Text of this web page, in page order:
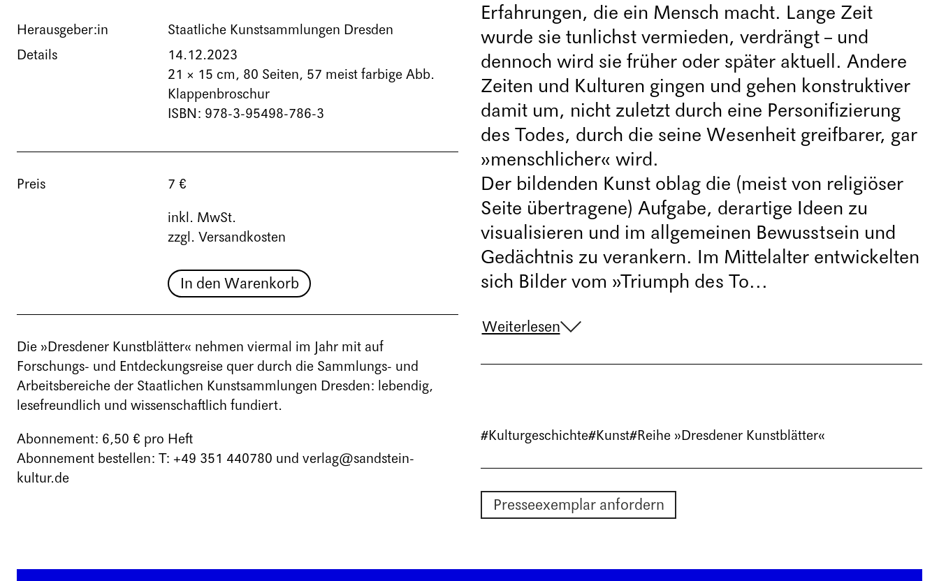
Herausgeber:in
Staatliche Kunstsammlungen Dresden
Details
14.12.2023
21 × 15 cm, 80 Seiten, 57 meist farbige Abb.
Klappenbroschur
ISBN: 978-3-95498-786-3
Preis 7 €
inkl. MwSt.
zzgl. Versandkosten
In den Warenkorb
Die »Dresdener Kunstblätter« nehmen viermal im Jahr mit auf
Forschungs- und Entdeckungsreise quer durch die Sammlungs- und
Arbeitsbereiche der Staatlichen Kunstsammlungen Dresden: lebendig,
lesefreundlich und wissenschaftlich fundiert.
Abonnement: 6,50 € pro Heft
Abonnement bestellen: T: +49 351 440780 und verlag@sandstein-
kultur.de
Erfahrungen, die ein Mensch macht. Lange Zeit
wurde sie tunlichst vermieden, verdrängt – und
dennoch wird sie früher oder später aktuell. Andere
Zeiten und Kulturen gingen und gehen konstruktiver
damit um, nicht zuletzt durch eine Personifizierung
des Todes, durch die seine Wesenheit greifbarer, gar
»menschlicher« wird.
Der bildenden Kunst oblag die (meist von religiöser
Seite übertragene) Aufgabe, derartige Ideen zu
visualisieren und im allgemeinen Bewusstsein und
Gedächtnis zu verankern. Im Mittelalter entwickelten
sich Bilder vom »Triumph des To...
Weiterlesen
#Kulturgeschichte#Kunst#Reihe »Dresdener Kunstblätter«
Presseexemplar anfordern